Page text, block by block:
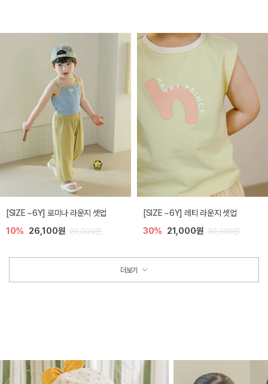
[SIZE ~6Y] 로미나 라운지 셋업
10% 26,100원 29,000원
[SIZE ~6Y] 레티 라운지 셋업
30% 21,000원 30,000원
더보기